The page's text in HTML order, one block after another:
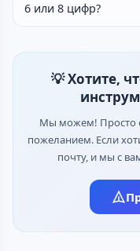
6 или 8 цифр?
💡 Хотите,
Мы можем! Просто
пожеланием. Если
почту, и мы с